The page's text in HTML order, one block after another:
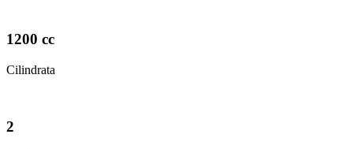
1200 cc
Cilindrata
2